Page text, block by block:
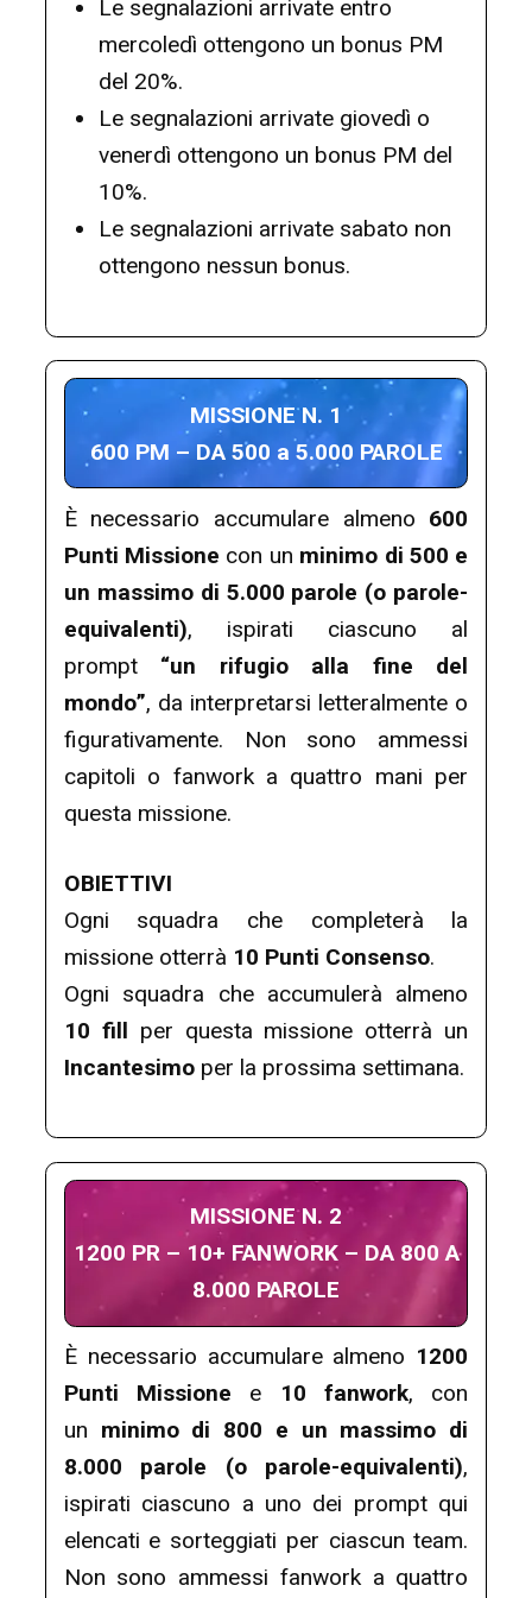
Le segnalazioni arrivate entro
mercoledì ottengono un bonus PM
del 20%.
Le segnalazioni arrivate giovedì o
venerdì ottengono un bonus PM del
10%.
Le segnalazioni arrivate sabato non
ottengono nessun bonus.
MISSIONE N. 1
600 PM – DA 500 a 5.000 PAROLE
È necessario accumulare almeno 600
Punti Missione con un minimo di 500 e
un massimo di 5.000 parole (o parole-
equivalenti), ispirati ciascuno al
prompt “un rifugio alla fine del
mondo”, da interpretarsi letteralmente o
figurativamente. Non sono ammessi
capitoli o fanwork a quattro mani per
questa missione.
OBIETTIVI
Ogni squadra che completerà la
missione otterrà 10 Punti Consenso.
Ogni squadra che accumulerà almeno
10 fill per questa missione otterrà un
Incantesimo per la prossima settimana.
MISSIONE N. 2
1200 PR – 10+ FANWORK – DA 800 A
8.000 PAROLE
È necessario accumulare almeno 1200
Punti Missione e 10 fanwork, con
un minimo di 800 e un massimo di
8.000 parole (o parole-equivalenti),
ispirati ciascuno a uno dei prompt qui
elencati e sorteggiati per ciascun team.
Non sono ammessi fanwork a quattro